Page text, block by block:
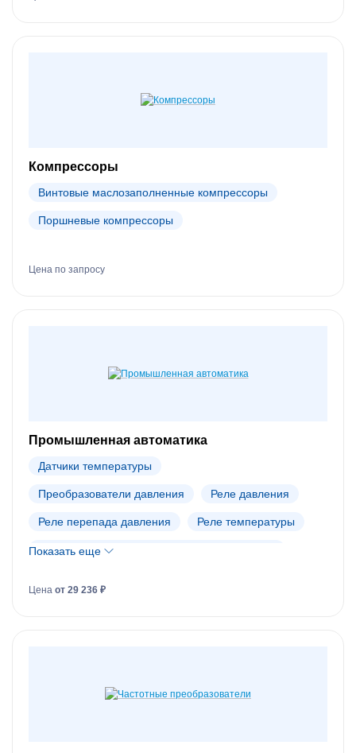
Компрессоры
Винтовые маслозаполненные компрессоры
Поршневые компрессоры
Цена по запросу
Промышленная автоматика
Датчики температуры
Преобразователи давления Реле давления
Реле перепада давления Реле температуры
Промышленная автоматика Danfoss (АРХИВ)
Показать еще
Цена от 29 236 ₽